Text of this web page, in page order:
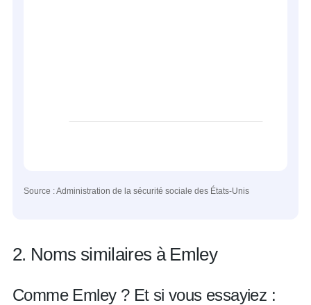
Source : Administration de la sécurité sociale des États-Unis
2. Noms similaires à Emley
Comme Emley ? Et si vous essayiez :